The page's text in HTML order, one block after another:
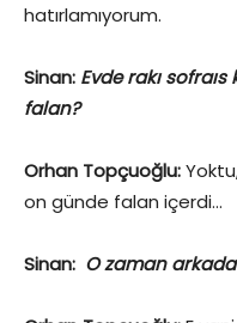
hatırlamıyorum.
Sinan: Evde rakı
falan?
Orhan Topçuoğlu:
on günde falan içerdi…
Sinan: O zaman